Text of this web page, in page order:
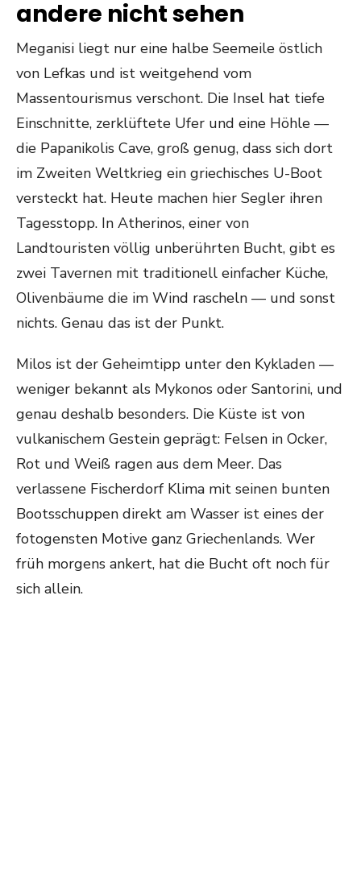
andere nicht sehen
Meganisi liegt nur eine halbe Seemeile östlich
von Lefkas und ist weitgehend vom
Massentourismus verschont. Die Insel hat tiefe
Einschnitte, zerklüftete Ufer und eine Höhle —
die Papanikolis Cave, groß genug, dass sich dort
im Zweiten Weltkrieg ein griechisches U-Boot
versteckt hat. Heute machen hier Segler ihren
Tagesstopp. In Atherinos, einer von
Landtouristen völlig unberührten Bucht, gibt es
zwei Tavernen mit traditionell einfacher Küche,
Olivenbäume die im Wind rascheln — und sonst
nichts. Genau das ist der Punkt.
Milos ist der Geheimtipp unter den Kykladen —
weniger bekannt als Mykonos oder Santorini, und
genau deshalb besonders. Die Küste ist von
vulkanischem Gestein geprägt: Felsen in Ocker,
Rot und Weiß ragen aus dem Meer. Das
verlassene Fischerdorf Klima mit seinen bunten
Bootsschuppen direkt am Wasser ist eines der
fotogensten Motive ganz Griechenlands. Wer
früh morgens ankert, hat die Bucht oft noch für
sich allein.